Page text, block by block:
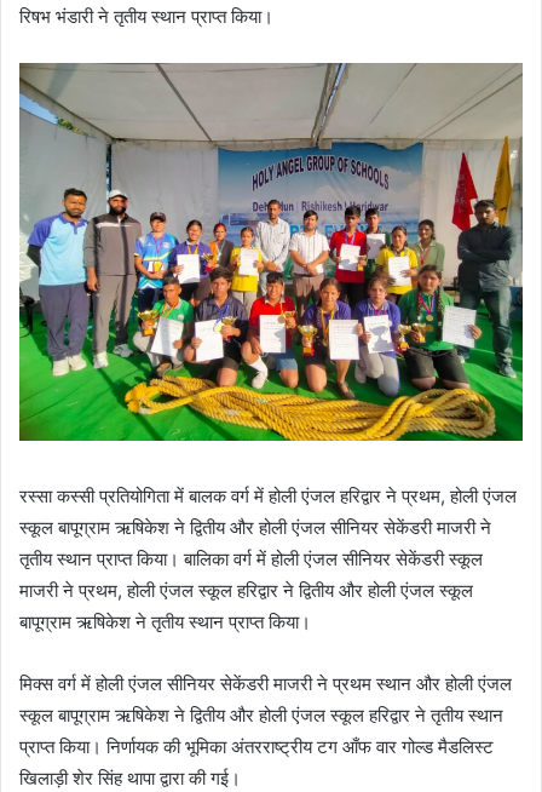
रिषभ भंडारी ने तृतीय स्थान प्राप्त किया।
रस्सा कस्सी प्रतियोगिता में बालक वर्ग में होली एंजल हरिद्वार ने प्रथम, होली एंजल
स्कूल बापूग्राम ऋषिकेश ने द्वितीय और होली एंजल सीनियर सेकेंडरी माजरी ने
तृतीय स्थान प्राप्त किया। बालिका वर्ग में होली एंजल सीनियर सेकेंडरी स्कूल
माजरी ने प्रथम, होली एंजल स्कूल हरिद्वार ने द्वितीय और होली एंजल स्कूल
बापूग्राम ऋषिकेश ने तृतीय स्थान प्राप्त किया।
मिक्स वर्ग में होली एंजल सीनियर सेकेंडरी माजरी ने प्रथम स्थान और होली एंजल
स्कूल बापूग्राम ऋषिकेश ने द्वितीय और होली एंजल स्कूल हरिद्वार ने तृतीय स्थान
प्राप्त किया। निर्णायक की भूमिका अंतरराष्ट्रीय टग आँफ वार गोल्ड मैडलिस्ट
खिलाड़ी शेर सिंह थापा द्वारा की गई।